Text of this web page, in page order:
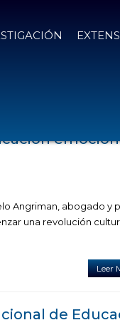
Angriman, abogado y
una revolución
Leer
de